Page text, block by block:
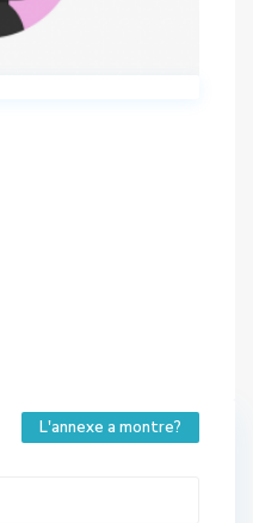
L'annexe a montre?